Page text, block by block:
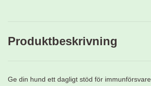
Produktbeskrivning
Ge din hund ett dagligt stöd för